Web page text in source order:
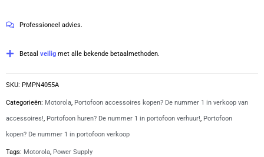
|
aantal
Professioneel advies.
Betaal veilig met alle bekende betaalmethoden.
SKU: PMPN4055A
Categorieën: Motorola, Portofoon accessoires kopen? De nummer 1 in verkoop van
accessoires!, Portofoon huren? De nummer 1 in portofoon verhuur!, Portofoon
kopen? De nummer 1 in portofoon verkoop
Tags: Motorola, Power Supply